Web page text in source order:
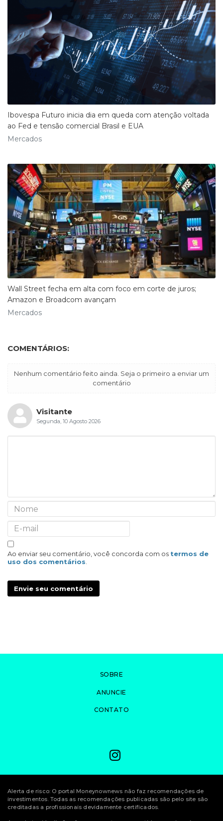
Ibovespa Futuro inicia dia em queda com atenção voltada
ao Fed e tensão comercial Brasil e EUA
Mercados
Wall Street fecha em alta com foco em corte de juros;
Amazon e Broadcom avançam
Mercados
COMENTÁRIOS:
Nenhum comentário feito ainda. Seja o primeiro a enviar um
comentário
Visitante
Segunda, 10 Agosto 2026
Ao enviar seu comentário, você concorda com os termos de
uso dos comentários.
Envie seu comentário
SOBRE
ANUNCIE
CONTATO
Alerta de risco: O portal Moneynownews não faz recomendações de
investimentos. Todas as recomendações publicadas são pelo site são
creditadas a profissionais devidamente certificados.